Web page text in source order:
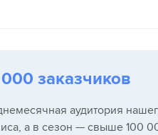
заказчиков
аудитория
а в сезон — свыше 100